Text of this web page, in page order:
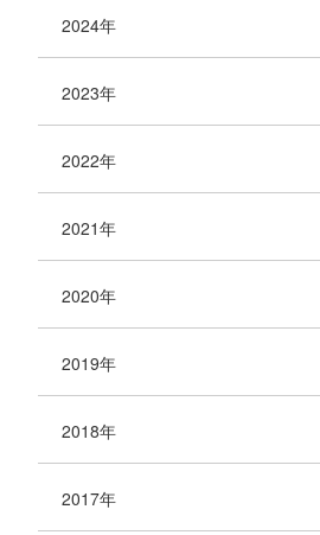
2024年
2023年
2022年
2021年
2020年
2019年
2018年
2017年